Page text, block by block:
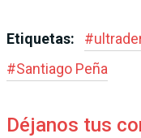
Etiquetas: #
#Santiago Peña
Déjanos tus